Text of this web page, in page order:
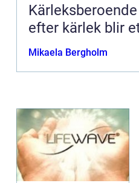
Kärleksberoende när längtan
efter kärlek blir
Mikaela Bergholm